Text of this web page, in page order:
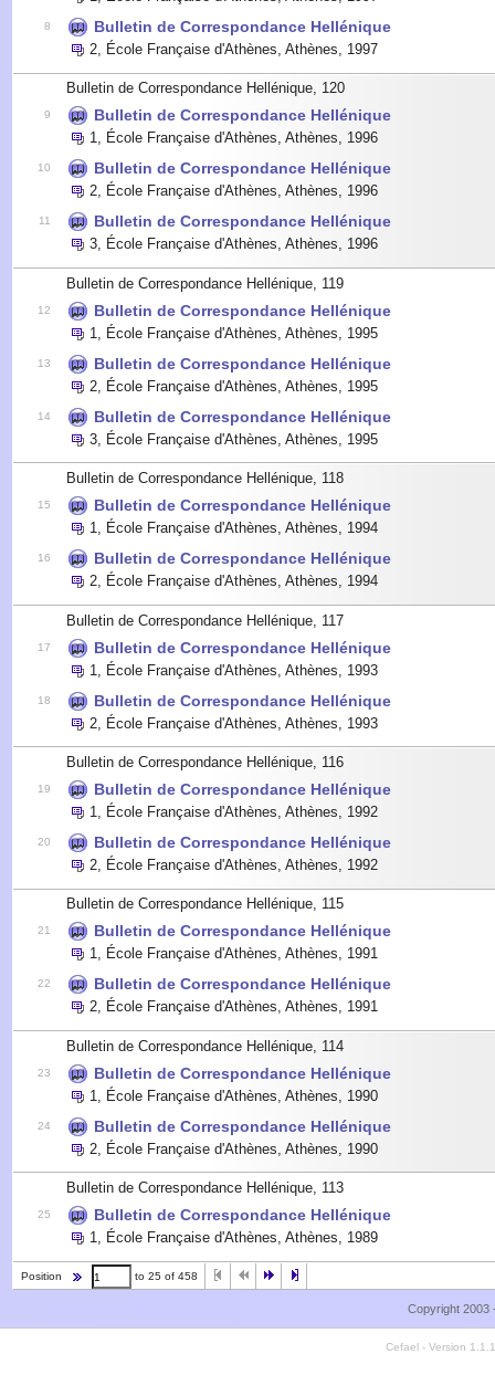
8 Bulletin de Correspondance Hellénique
2 École Française d'Athènes, Athènes 1997
Bulletin de Correspondance Hellénique, 120
9 Bulletin de Correspondance Hellénique
1, École Française d'Athènes, Athènes, 1996
10 Bulletin de Correspondance Hellénique
2, École Française d'Athènes, Athènes, 1996
11 Bulletin de Correspondance Hellénique
3, École Française d'Athènes, Athènes, 1996
Bulletin de Correspondance Hellénique, 119
12 Bulletin de Correspondance Hellénique
1 École Française d'Athènes, Athènes 1995
13 Bulletin de Correspondance Hellénique
2 École Française d'Athènes, Athènes 1995
14 Bulletin de Correspondance Hellénique
3 École Française d'Athènes, Athènes 1995
Bulletin de Correspondance Hellénique, 118
15 Bulletin de Correspondance Hellénique
1, École Française d'Athènes, Athènes, 1994
16 Bulletin de Correspondance Hellénique
2, École Française d'Athènes, Athènes, 1994
Bulletin de Correspondance Hellénique, 117
17 Bulletin de Correspondance Hellénique
1 École Française d'Athènes, Athènes 1993
18 Bulletin de Correspondance Hellénique
2 École Française d'Athènes, Athènes 1993
Bulletin de Correspondance Hellénique, 116
19 Bulletin de Correspondance Hellénique
1 École Française d'Athènes, Athènes 1992
20 Bulletin de Correspondance Hellénique
2 École Française d'Athènes, Athènes 1992
Bulletin de Correspondance Hellénique, 115
21 Bulletin de Correspondance Hellénique
1, École Française d'Athènes, Athènes, 1991
22 Bulletin de Correspondance Hellénique
2, École Française d'Athènes, Athènes, 1991
Bulletin de Correspondance Hellénique, 114
23 Bulletin de Correspondance Hellénique
1 École Française d'Athènes, Athènes 1990
24 Bulletin de Correspondance Hellénique
2 École Française d'Athènes, Athènes 1990
Bulletin de Correspondance Hellénique, 113
25 Bulletin de Correspondance Hellénique
1 École Française d'Athènes, Athènes 1989
Position to 25 of 458
Copyright 2003
Cefael - Version